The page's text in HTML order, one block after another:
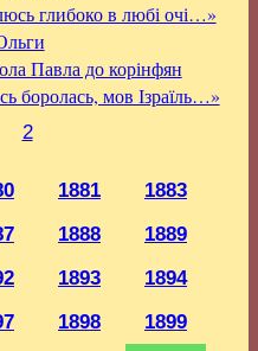
глибоко в любі очі…»
Павла до корінфян
боролась, мов Ізраїль…»
2
1881
1883
1888
1889
1893
1894
1898
1899